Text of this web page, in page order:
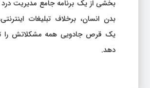
بخشی از یک برنامه جامع مدیریت
بدن انسان، برخلاف تبلیغات
یک قرص جادویی همه مشکلاتش را
دهد.